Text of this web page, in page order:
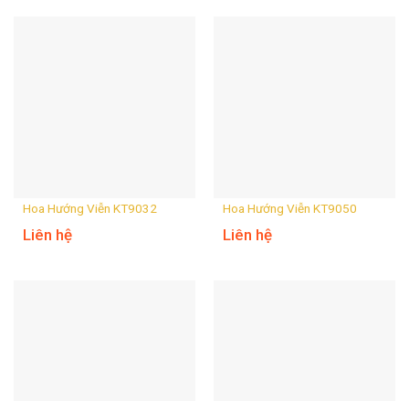
Hoa Hướng Viễn KT9032
Liên hệ
Hoa Hướng Viễn KT9050
Liên hệ